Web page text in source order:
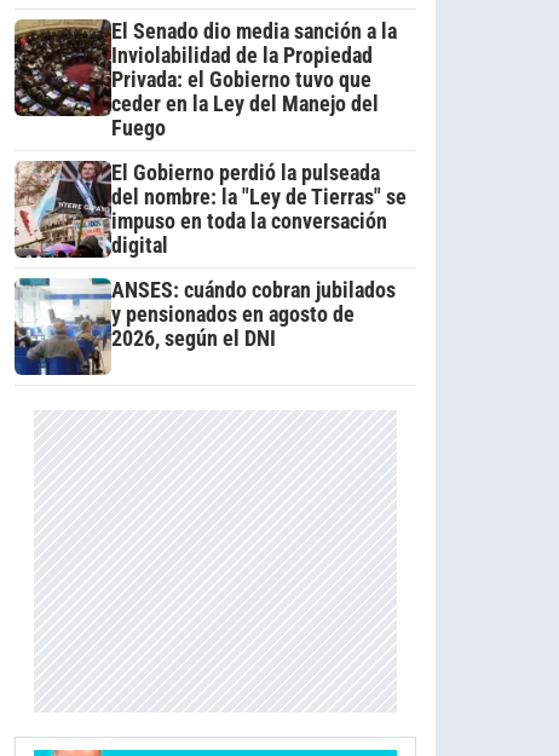
El Senado dio media sanción a la
Inviolabilidad de la Propiedad
Privada: el Gobierno tuvo que
ceder en la Ley del Manejo del
Fuego
El Gobierno perdió la pulseada
del nombre: la "Ley de Tierras" se
impuso en toda la conversación
digital
ANSES: cuándo cobran jubilados
y pensionados en agosto de
2026, según el DNI